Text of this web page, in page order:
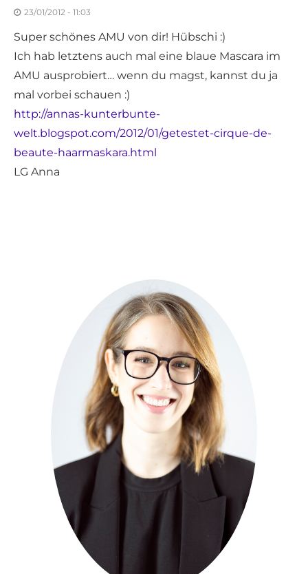
23/01/2012 - 11:03
Super schönes AMU von dir! Hübschi :)
Ich hab letztens auch mal eine blaue Mascara im
AMU ausprobiert… wenn du magst, kannst du ja
mal vorbei schauen :)
http://annas-kunterbunte-
welt.blogspot.com/2012/01/getestet-cirque-de-
beaute-haarmaskara.html
LG Anna